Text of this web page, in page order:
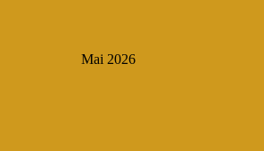
Mai 2026